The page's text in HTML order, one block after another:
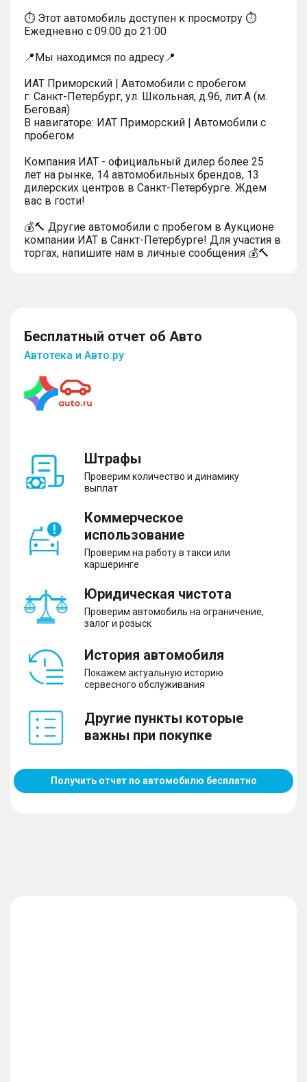
⏱ Этот автомобиль доступен к просмотру ⏱
Ежедневно с 09:00 до 21:00
📍Мы находимся по адресу📍
ИАТ Приморский | Автомобили с пробегом
г. Санкт-Петербург, ул. Школьная, д.96, лит.А (м.
Беговая)
В навигаторе: ИАТ Приморский | Автомобили с
пробегом
Компания ИАТ - официальный дилер более 25
лет на рынке, 14 автомобильных брендов, 13
дилерских центров в Санкт-Петербурге. Ждем
вас в гости!
💰🔨 Другие автомобили с пробегом в Аукционе
компании ИАТ в Санкт-Петербурге! Для участия в
торгах, напишите нам в личные сообщения 💰🔨
Бесплатный отчет об Авто
Автотека и Авто.ру
Штрафы
Проверим количество и динамику
выплат
Коммерческое
использование
Проверим на работу в такси или
каршеринге
Юридическая чистота
Проверим автомобиль на ограничение,
залог и розыск
История автомобиля
Покажем актуальную историю
сервесного обслуживания
Другие пункты которые
важны при покупке
Получить отчет по автомобилю бесплатно